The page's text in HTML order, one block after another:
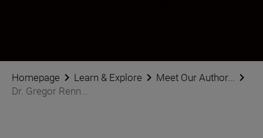
Homepage Learn & Explore
Meet Our Author...
Dr. Gregor Renn...